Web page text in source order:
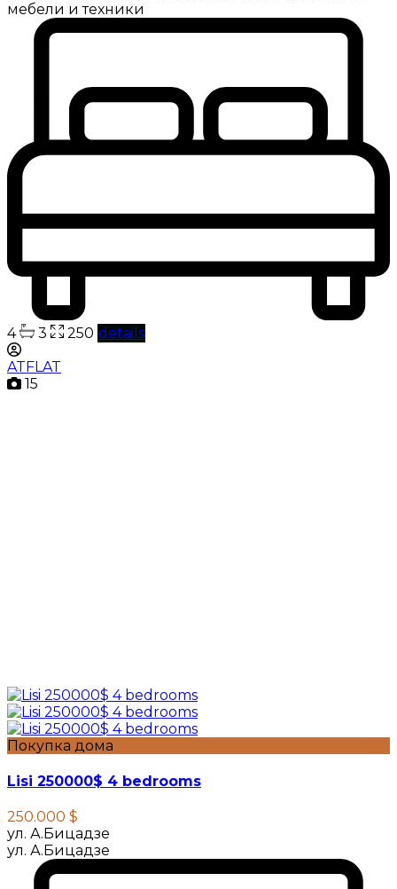
мебели и техники
4 3 250 details
ATFLAT
15
Покупка дома
Lisi 250000$ 4 bedrooms
250.000 $
ул. А.Бицадзе
ул. А.Бицадзе